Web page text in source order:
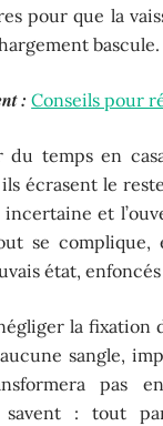
pour que la
bascule.
: Conseils pour
du temps en
écrasent le
et
se
état,
la fixation
sangle,
pas
savent : tout